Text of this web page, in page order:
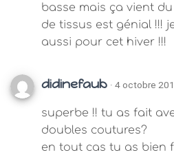
basse mais ça vient
de tissus est génial !!!
aussi pour cet hiver !!!
didinefaub · 4 octobre
superbe !! tu as fait
doubles coutures?
en tout cas tu as bien